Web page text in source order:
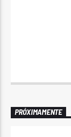
PRÓXIMAMENTE